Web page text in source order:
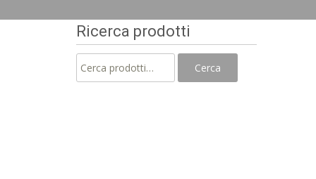
Ricerca prodotti
Cerca: Cerca